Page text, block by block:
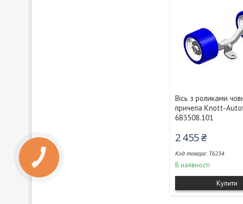
Вісь з роликами
причепа Knott-
6B3508.101
2 455 ₴
T6234
В наявності
Купити